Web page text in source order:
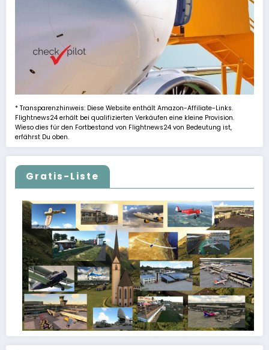
* Transparenzhinweis: Diese Website enthält Amazon-Affiliate-Links.
Flightnews24 erhält bei qualifizierten Verkäufen eine kleine Provision.
Wieso dies für den Fortbestand von Flightnews24 von Bedeutung ist,
erfährst Du oben.
Gratis-Liste